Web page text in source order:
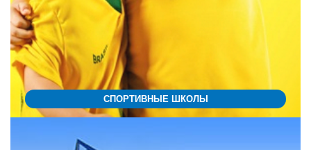
СПОРТИВНЫЕ ШКОЛЫ